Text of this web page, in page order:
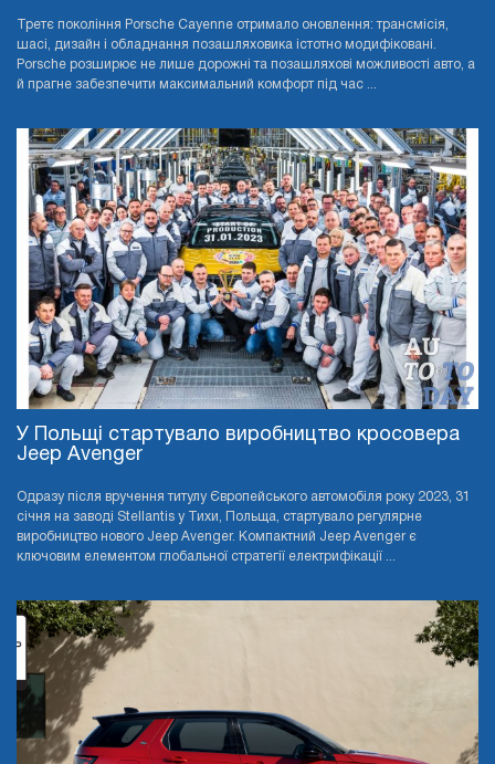
Третє покоління Porsche Cayenne отримало оновлення: трансмісія,
шасі, дизайн і обладнання позашляховика істотно модифіковані.
Porsche розширює не лише дорожні та позашляхові можливості авто, а
й прагне забезпечити максимальний комфорт під час ...
У Польщі стартувало виробництво кросовера
Jeep Avenger
Одразу після вручення титулу Європейського автомобіля року 2023, 31
січня на заводі Stellantis у Тихи, Польща, стартувало регулярне
виробництво нового Jeep Avenger. Компактний Jeep Avenger є
ключовим елементом глобальної стратегії електрифікації ...